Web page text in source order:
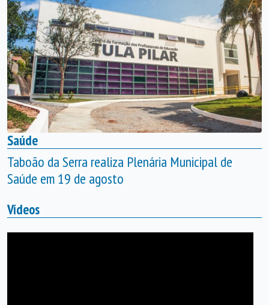
Saúde
Taboão da Serra realiza Plenária Municipal de
Saúde em 19 de agosto
Vídeos